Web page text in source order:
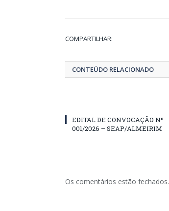
COMPARTILHAR:
CONTEÚDO RELACIONADO
EDITAL DE CONVOCAÇÃO Nº
001/2026 – SEAP/ALMEIRIM
Os comentários estão fechados.